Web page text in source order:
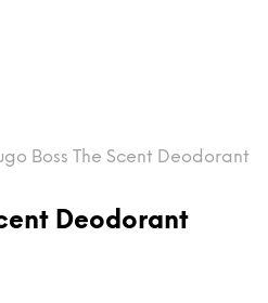
Boss The Scent Deodorant
Deodorant